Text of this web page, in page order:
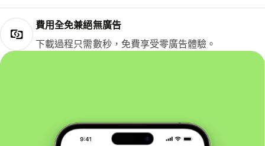
費用全免兼絕無廣告
下載過程只需數秒，免費享受零廣告體驗。